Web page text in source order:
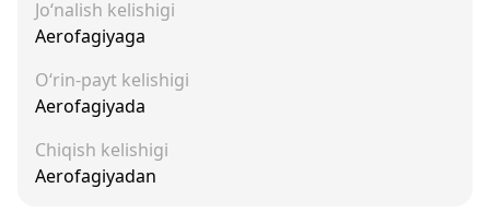
Jo‘nalish kelishigi
Aerofagiyaga
O‘rin-payt kelishigi
Aerofagiyada
Chiqish kelishigi
Aerofagiyadan